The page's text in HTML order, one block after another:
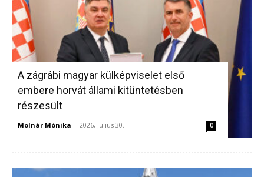
A zágrábi magyar külképviselet első
embere horvát állami kitüntetésben
részesült
Molnár Mónika - 2026, július 30. 0